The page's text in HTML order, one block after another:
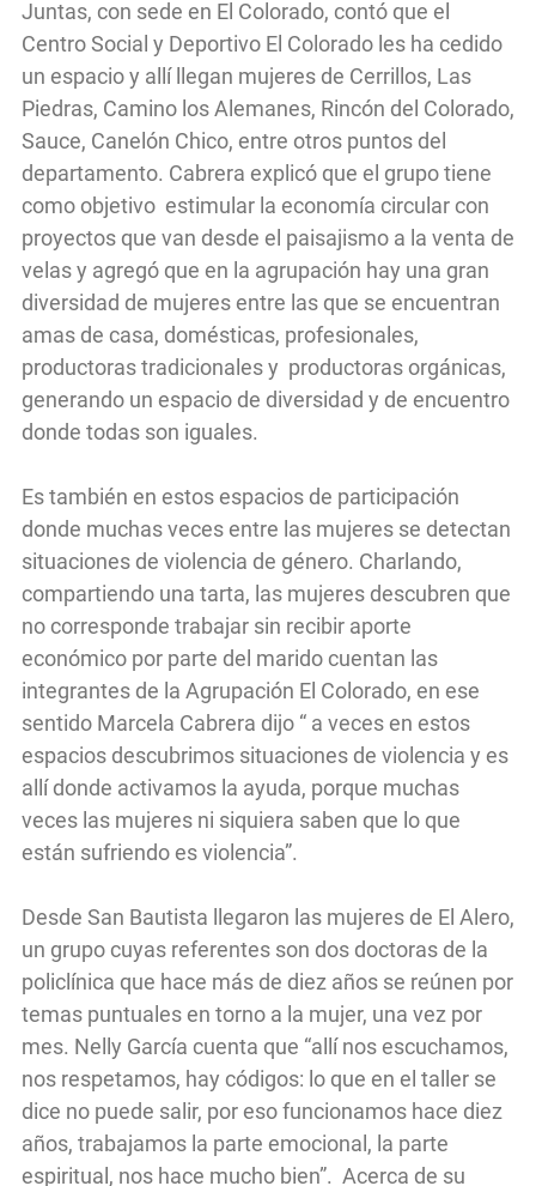
Juntas, con sede en El Colorado, contó que el
Centro Social y Deportivo El Colorado les ha cedido
un espacio y allí llegan mujeres de Cerrillos, Las
Piedras, Camino los Alemanes, Rincón del Colorado,
Sauce, Canelón Chico, entre otros puntos del
departamento. Cabrera explicó que el grupo tiene
como objetivo estimular la economía circular con
proyectos que van desde el paisajismo a la venta de
velas y agregó que en la agrupación hay una gran
diversidad de mujeres entre las que se encuentran
amas de casa, domésticas, profesionales,
productoras tradicionales y productoras orgánicas,
generando un espacio de diversidad y de encuentro
donde todas son iguales.
Es también en estos espacios de participación
donde muchas veces entre las mujeres se detectan
situaciones de violencia de género. Charlando,
compartiendo una tarta, las mujeres descubren que
no corresponde trabajar sin recibir aporte
económico por parte del marido cuentan las
integrantes de la Agrupación El Colorado, en ese
sentido Marcela Cabrera dijo “ a veces en estos
espacios descubrimos situaciones de violencia y es
allí donde activamos la ayuda, porque muchas
veces las mujeres ni siquiera saben que lo que
están sufriendo es violencia”.
Desde San Bautista llegaron las mujeres de El Alero,
un grupo cuyas referentes son dos doctoras de la
policlínica que hace más de diez años se reúnen por
temas puntuales en torno a la mujer, una vez por
mes. Nelly García cuenta que “allí nos escuchamos,
nos respetamos, hay códigos: lo que en el taller se
dice no puede salir, por eso funcionamos hace diez
años, trabajamos la parte emocional, la parte
espiritual, nos hace mucho bien”. Acerca de su